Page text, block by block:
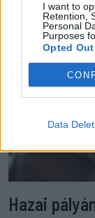
I want to
Retention,
Personal
Purposes
Opted Out
Data
Hazai